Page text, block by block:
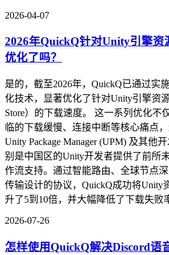
2026-04-07
2026年QuickQ针对Unity引擎资
优化了吗？
是的，截至2026年，QuickQ已通过实
化技术，显著优化了针对Unity引擎资
Store）的下载速度。 这一系列优化不
临的下载缓慢、连接中断等核心痛点
Unity Package Manager (UPM) 及其他
别是中国区的Unity开发者提供了前所
作流支持。通过智能路由、全球节点
传输设计的协议，QuickQ成功将Unity
升了5到10倍，并大幅降低了下载失败
2026-07-26
怎样使用QuickQ解决Discord语